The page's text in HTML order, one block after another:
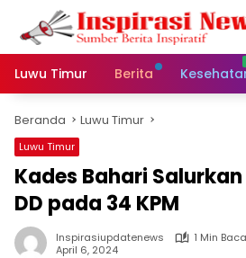
Langsung
konten
Luwu Timur
Berita
Beranda Luwu Timur
Luwu Timur
Kades Bahari Salurkan
DD pada 34 KPM
Inspirasiupdatenews
1 Min Baca
April 6, 2024